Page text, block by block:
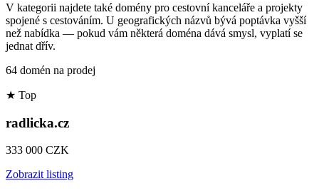
V kategorii najdete také domény pro cestovní kanceláře a projekty
spojené s cestováním. U geografických názvů bývá poptávka vyšší
než nabídka — pokud vám některá doména dává smysl, vyplatí se
jednat dřív.
64 domén na prodej
★ Top
radlicka.cz
333 000 CZK
Zobrazit listing